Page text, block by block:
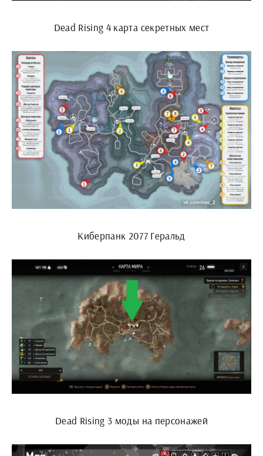
Dead Rising 4 карта секретных мест
Киберпанк 2077 Геральд
Dead Rising 3 моды на персонажей